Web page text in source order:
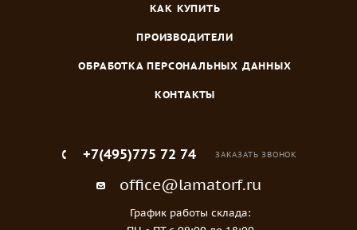
КАК КУПИТЬ
ПРОИЗВОДИТЕЛИ
ОБРАБОТКА ПЕРСОНАЛЬНЫХ ДАННЫХ
КОНТАКТЫ
+7(495)775 72 74 ЗАКАЗАТЬ ЗВОНОК
office@lamatorf.ru
График работы склада: